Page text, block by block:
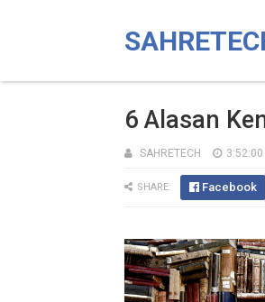
6 Alasan
SAHRETECH 3:52:00
SHARE: Facebook